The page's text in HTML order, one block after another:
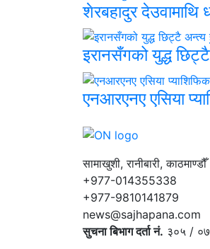
शेरबहादुर
इरानसँगको युद्ध
एनआरएनए एसिया
सामाखुशी, रानीबारी, काठमाण्डौँ
+977-014355338
+977-9810141879
news@sajhapana.com
सुचना बिभाग दर्ता नं. ३०५ /